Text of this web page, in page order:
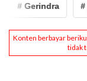
# Gerindra #